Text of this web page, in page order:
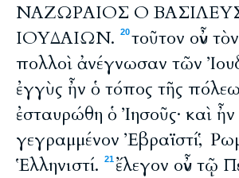
ΝΑΖΩΡΑΙΟΣ Ο
ΙΟΥΔΑΙΩΝ.
20τοῦτον οὖν
πολλοὶ ἀνέγνωσαν τῶν
ἐγγὺς ἦν ὁ τόπος τῆς
ἐσταυρώθη ὁ Ἰησοῦς· καὶ ἦν
γεγραμμένον Ἐβραϊστί,
Ἑλληνιστί.
21 ἔλεγον οὖν τῷ